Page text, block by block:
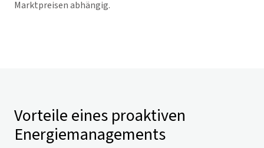
Marktpreisen abhängig.
Vorteile eines proaktiven
Energiemanagements